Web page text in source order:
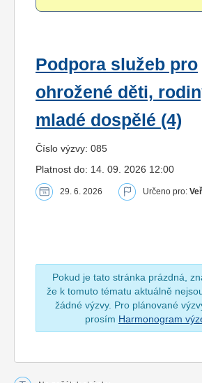
Podpora služeb pro
ohrožené děti,
mladé dospělé (4)
Číslo výzvy: 085
Platnost do: 14. 09. 2026 12:00
29. 6. 2026 Určeno pro:
Pokud je tato stránka prázdná,
že k tomuto tématu aktuálně
žádné výzvy. Pro plánované
prosím Harmonogram